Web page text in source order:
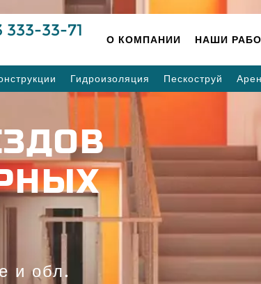
333-33-71 О КОМПАНИИ НАШИ
Гидроизоляция Пескоструй
и обл.